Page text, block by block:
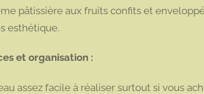
pâtissière aux fruits confits et
esthétique.
et organisation :
assez facile à réaliser surtout si vous